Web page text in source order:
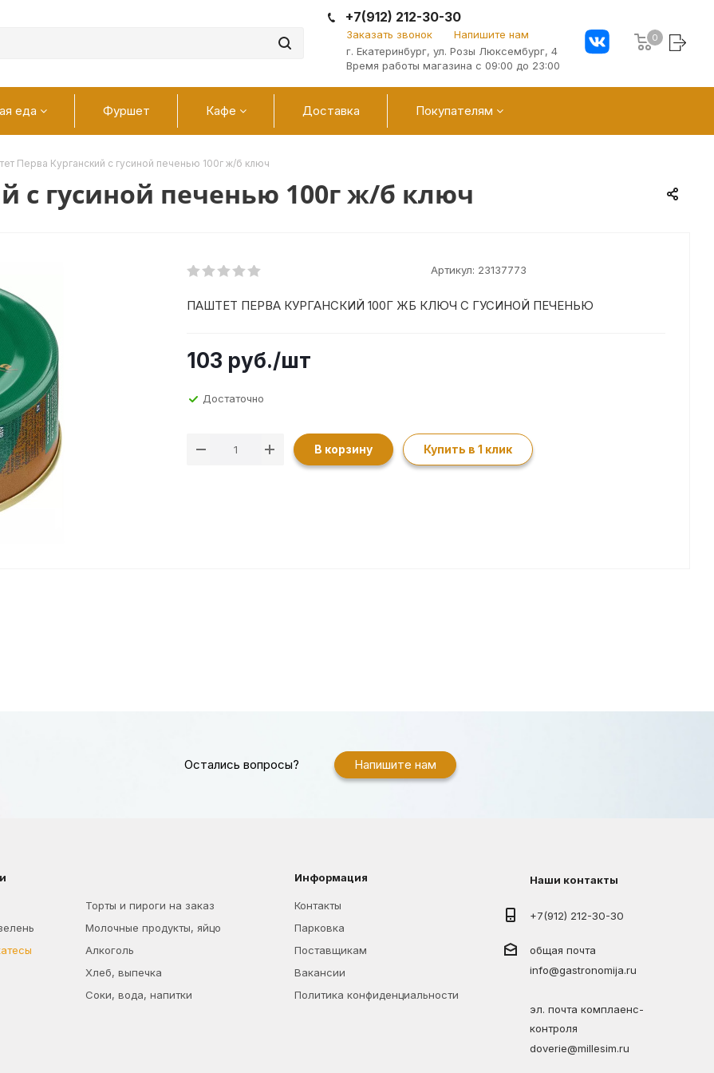
+7(912) 212-30-30
Заказать звонок
Напишите нам
г. Екатеринбург, ул. Розы Люксембург, 4
Время работы магазина с 09:00 до 23:00
0
еда Фуршет Кафе Доставка Покупателям
Перва Курганский с гусиной печенью 100г ж/б ключ
с гусиной печенью 100г ж/б ключ
Артикул: 23137773
ПАШТЕТ ПЕРВА КУРГАНСКИЙ 100Г ЖБ КЛЮЧ С ГУСИНОЙ ПЕЧЕНЬЮ
103 руб./шт
Достаточно
В корзину Купить в 1 клик
Остались вопросы? Напишите нам
Торты и пироги на заказ
Молочные продукты, яйцо
Алкоголь
Хлеб, выпечка
Соки, вода, напитки
Информация
Контакты
Парковка
Поставщикам
Вакансии
Политика конфиденциальности
Наши контакты
+7(912) 212-30-30
общая почта
info@gastronomija.ru
эл. почта комплаенс-
контроля
doverie@millesim.ru